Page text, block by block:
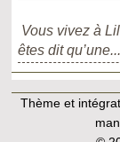
Vous vivez à
êtes dit qu’une...
Thème et